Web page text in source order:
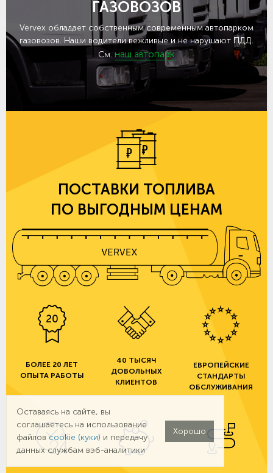
ГАЗОВОЗОВ
Vervex обладает собственным современным автопарком
газовозов. Наши водители вежливые и не нарушают ПДД.
См. наш автопарк
ПОСТАВКИ ТОПЛИВА
ПО ВЫГОДНЫМ ЦЕНАМ
БОЛЕЕ 20 ЛЕТ
ОПЫТА РАБОТЫ
40 ТЫСЯЧ
ДОВОЛЬНЫХ
КЛИЕНТОВ
ЕВРОПЕЙСКИЕ
СТАНДАРТЫ
ОБСЛУЖИВАНИЯ
Оставаясь на сайте, вы
соглашаетесь на использование
файловcookie (куки) и передачу
данных службам вэб-аналитики
Хорошо